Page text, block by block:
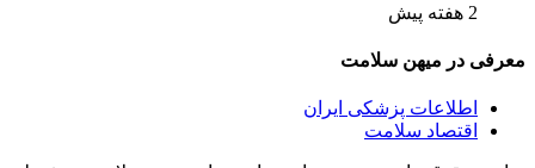
2 هفته پیش
معرفی در میهن سلامت
اطلاعات پزشکی ایران
اقتصاد سلامت